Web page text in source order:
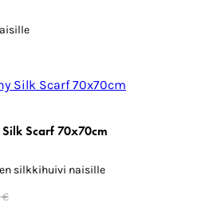
Scarf 70x70cm
silkkihuivi naisille
€